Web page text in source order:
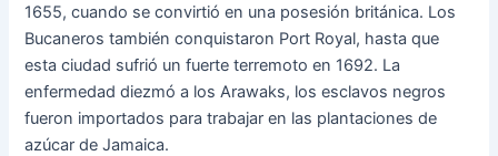
1655, cuando se convirtió en una posesión británica. Los
Bucaneros también conquistaron Port Royal, hasta que
esta ciudad sufrió un fuerte terremoto en 1692. La
enfermedad diezmó a los Arawaks, los esclavos negros
fueron importados para trabajar en las plantaciones de
azúcar de Jamaica.